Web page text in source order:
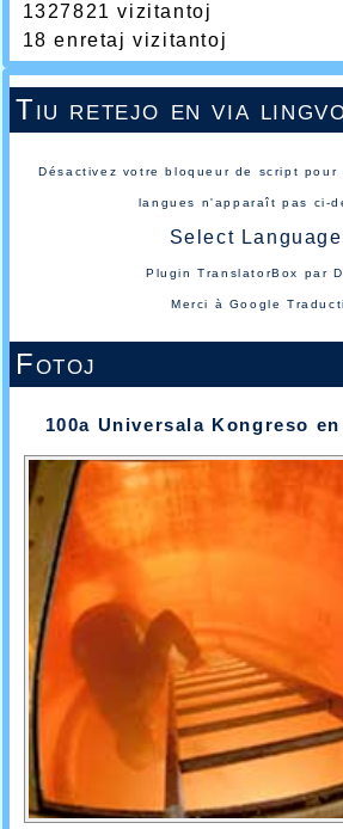
1327821 vizitantoj
18 enretaj vizitantoj
Tiu retejo en via
Désactivez votre bloqueur de script
langues n'apparaît pas ci-
Select Language
Plugin TranslatorBox par
Merci à Google
Fotoj
100a Universala Kongreso